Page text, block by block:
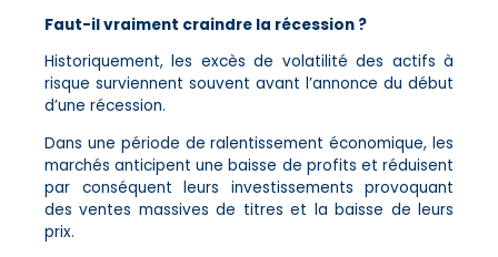
Faut-il vraiment craindre la récession ?
Historiquement, les excès de volatilité des actifs à
risque surviennent souvent avant l’annonce du début
d’une récession.
Dans une période de ralentissement économique, les
marchés anticipent une baisse de profits et réduisent
par conséquent leurs investissements provoquant
des ventes massives de titres et la baisse de leurs
prix.